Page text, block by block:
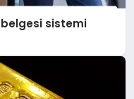
belgesi sistemi